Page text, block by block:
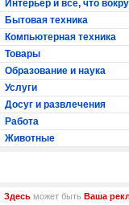
Интерьер и всё, что
Бытовая техника
Компьютерная техника
Товары
Образование и наука
Услуги
Досуг и развлечения
Работа
Животные
Здесь может быть Ваша